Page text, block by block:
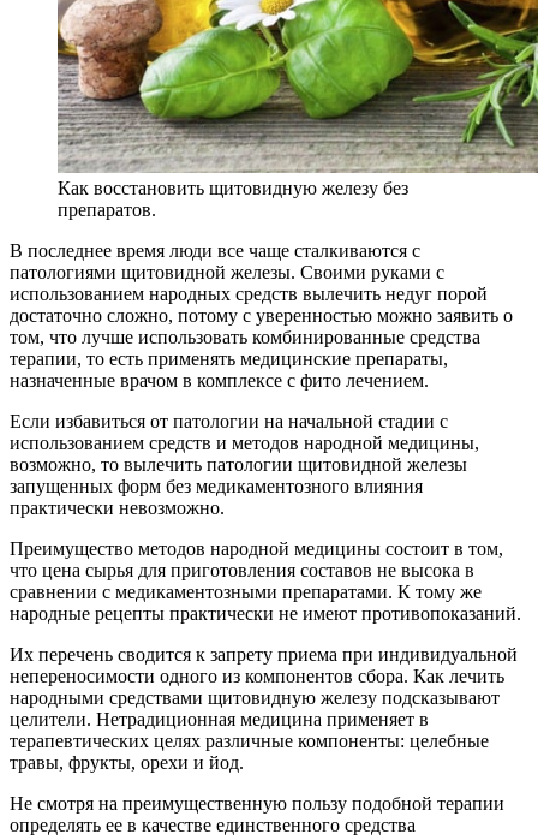
Как восстановить щитовидную железу без
препаратов.
В последнее время люди все чаще сталкиваются с
патологиями щитовидной железы. Своими руками с
использованием народных средств вылечить недуг порой
достаточно сложно, потому с уверенностью можно заявить о
том, что лучше использовать комбинированные средства
терапии, то есть применять медицинские препараты,
назначенные врачом в комплексе с фито лечением.
Если избавиться от патологии на начальной стадии с
использованием средств и методов народной медицины,
возможно, то вылечить патологии щитовидной железы
запущенных форм без медикаментозного влияния
практически невозможно.
Преимущество методов народной медицины состоит в том,
что цена сырья для приготовления составов не высока в
сравнении с медикаментозными препаратами. К тому же
народные рецепты практически не имеют противопоказаний.
Их перечень сводится к запрету приема при индивидуальной
непереносимости одного из компонентов сбора. Как лечить
народными средствами щитовидную железу подсказывают
целители. Нетрадиционная медицина применяет в
терапевтических целях различные компоненты: целебные
травы, фрукты, орехи и йод.
Не смотря на преимущественную пользу подобной терапии
определять ее в качестве единственного средства